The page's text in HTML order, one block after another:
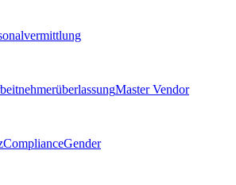
Master Vendor
ComplianceGender